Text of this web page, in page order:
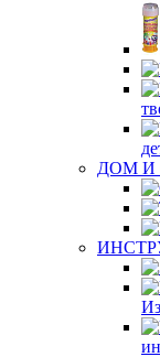
ДОМ И